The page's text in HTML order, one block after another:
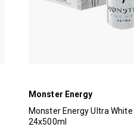
Monster Energy
Monster Energy Ultra White
24x500ml